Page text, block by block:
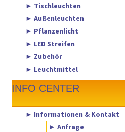
► Tischleuchten
► Außenleuchten
► Pflanzenlicht
► LED Streifen
► Zubehör
► Leuchtmittel
INFO CENTER
► Informationen & Kontakt
► Anfrage